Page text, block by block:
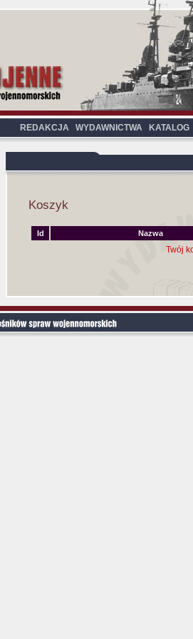
REDAKCJA WYDAWNICTWA KATALOG
Koszyk
Id Nazwa
Twój